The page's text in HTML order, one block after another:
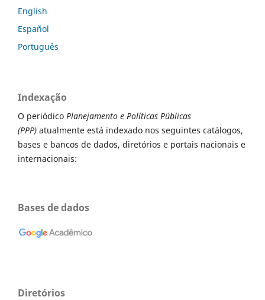
English
Español
Português
Indexação
O periódico Planejamento e Políticas Públicas
(PPP) atualmente está indexado nos seguintes catálogos,
bases e bancos de dados, diretórios e portais nacionais e
internacionais:
Bases de dados
Diretórios